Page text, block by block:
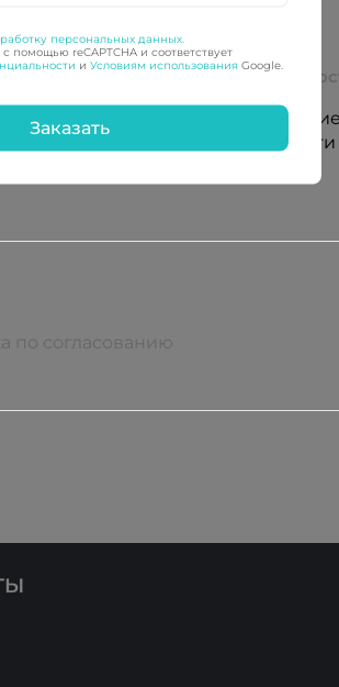
Качество и
Строгое
и стандартов,
по согласованию
персональных данных.
помощью reCAPTCHA и соответствует
и Условиям использования Google.